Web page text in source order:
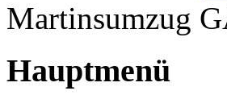
Martinsumzug
Hauptmenü